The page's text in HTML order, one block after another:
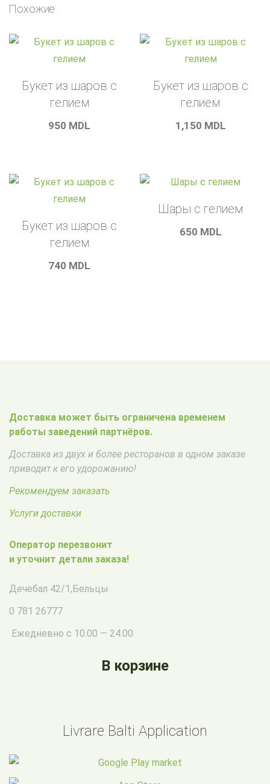
Похожие
Букет из шаров с
гелием
950 MDL
Букет из шаров с
гелием
1,150 MDL
Букет из шаров с
гелием
740 MDL
Шары с гелием
650 MDL
Доставка может быть ограничена временем
работы заведений партнёров.
Доставка из двух и более ресторанов в одном заказе
приводит к его удорожанию!
Рекомендуем заказать
Услуги доставки
Оператор перезвонит
и уточнит детали заказа!
Дечебал 42/1,Бельцы
0 781 26777
Ежедневно с 10.00 — 24.00
В корзине
Livrare Balti Application